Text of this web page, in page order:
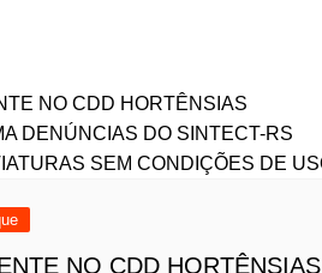
NO CDD HORTÊNSIAS